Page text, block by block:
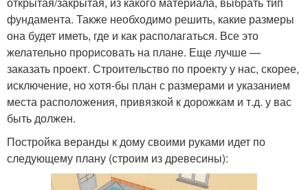
фундамента. Также необходимо решить, какие размеры
она будет иметь, где и как располагаться. Все это
желательно прорисовать на плане. Еще лучше —
заказать проект. Строительство по проекту у нас, скорее,
исключение, но хотя-бы план с размерами и указанием
места расположения, привязкой к дорожкам и т.д. у вас
быть должен.
Постройка веранды к дому своими руками идет по
следующему плану (строим из древесины):